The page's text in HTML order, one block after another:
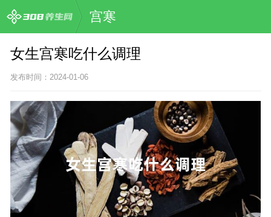
宫寒
女生宫寒吃什么调理
发布时间：2024-01-06